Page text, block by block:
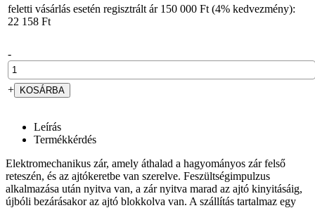
feletti vásárlás esetén regisztrált ár 150 000 Ft (4% kedvezmény):
22 158 Ft
-
+
Leírás
Termékkérdés
Elektromechanikus zár, amely áthalad a hagyományos zár felső
reteszén, és az ajtókeretbe van szerelve. Feszültségimpulzus
alkalmazása után nyitva van, a zár nyitva marad az ajtó kinyitásáig,
újbóli bezárásakor az ajtó blokkolva van. A szállítás tartalmaz egy